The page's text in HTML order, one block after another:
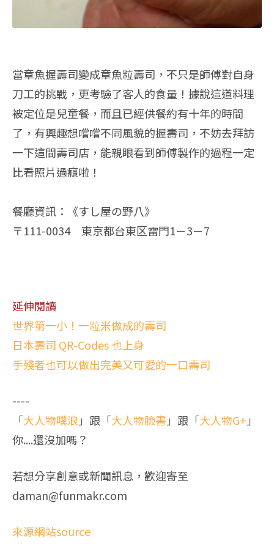
當章魚握壽司變成章魚粒壽司，不只是師傅對自身
刀工的挑戰，更考驗了客人的食量！據說這道料理
被定位是兒童餐，而且已經供餐約有十年的時間
了，有興趣想嚐嚐不同風貌的握壽司，不妨去拜訪
一下這間壽司店，能親眼看到師傅製作的過程一定
比看照片過癮啦！
餐廳資訊：《すし屋の野八》
〒111-0034 東京都台東区雷門1－3－7
延伸閱讀
世界第一小！一粒米做成的壽司
日本壽司 QR-Codes 也上身
手殘者也可以做出完美又可愛的一口壽司
----
「大人物噗浪 」跟「大人物臉書」跟「大人物G+ 」
你....還沒加嗎？
若想分享創意或新聞訊息，歡迎寄至
daman@funmakr.com
來源網站source